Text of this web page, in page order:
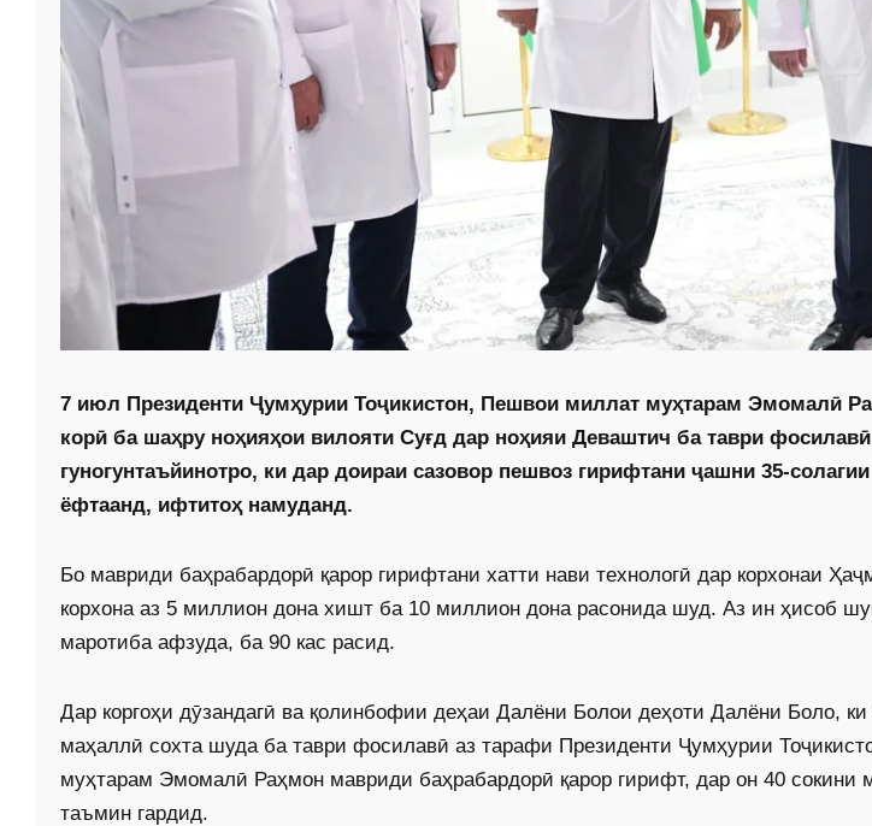
7 июл Президенти Ҷумҳурии Тоҷикистон, Пешвои миллат муҳтарам Эмомалӣ
корӣ ба шаҳру ноҳияҳои вилояти Суғд дар ноҳияи Деваштич ба таври
гуногунтаъйинотро, ки дар доираи сазовор пешвоз гирифтани ҷашни 35-
ёфтаанд, ифтитоҳ намуданд.
Бо мавриди баҳрабардорӣ қарор гирифтани хатти нави технологӣ дар корхонаи
корхона аз 5 миллион дона хишт ба 10 миллион дона расонида шуд. Аз ин ҳисоб
маротиба афзуда, ба 90 кас расид.
Дар коргоҳи дӯзандагӣ ва қолинбофии деҳаи Далёни Болои деҳоти Далёни Боло,
маҳаллӣ сохта шуда ба таври фосилавӣ аз тарафи Президенти Ҷумҳурии
муҳтарам Эмомалӣ Раҳмон мавриди баҳрабардорӣ қарор гирифт, дар он 40 сокини
таъмин гардид.